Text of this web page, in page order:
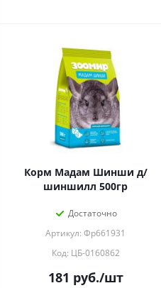
Корм Мадам Шинши д/
шиншилл 500гр
Достаточно
Артикул: Фр661931
Код: ЦБ-0160862
181 руб./шт